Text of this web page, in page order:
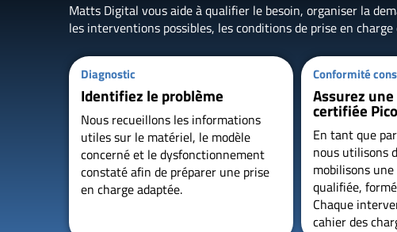
Matts Digital vous aide à qualifier le besoin, organiser la
les interventions possibles, les conditions de prise en
Diagnostic
Identifiez le problème
Nous recueillons les informations
utiles sur le matériel, le modèle
concerné et le dysfonctionnement
constaté afin de préparer une prise
en charge adaptée.
Conformité
Assurez
certifiée Pico
En tant que
nous utilisons
mobilisons
qualifiée,
Chaque
cahier des